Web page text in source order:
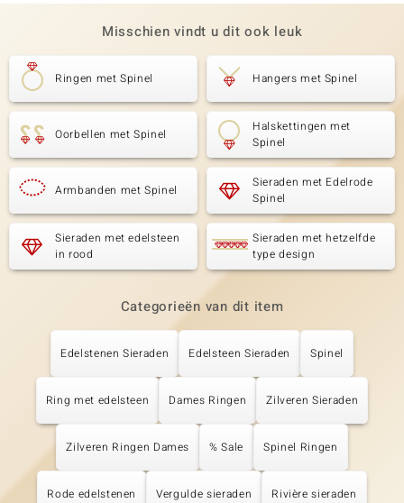
Misschien vindt u dit ook leuk
Ringen met Spinel Hangers met Spinel
Oorbellen met Spinel
Halskettingen met
Spinel
Armbanden met Spinel
Sieraden met Edelrode
Spinel
Sieraden met edelsteen
in rood
Sieraden met hetzelfde
type design
Categorieën van dit item
Edelstenen Sieraden Edelsteen Sieraden Spinel
Ring met edelsteen Dames Ringen Zilveren Sieraden
Zilveren Ringen Dames % Sale Spinel Ringen
Rode edelstenen Vergulde sieraden Rivière sieraden